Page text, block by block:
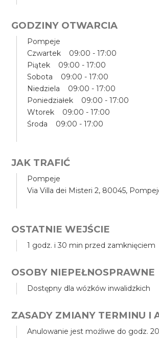
GODZINY OTWARCIA
Pompeje
Czwartek 09:00 - 17:00
Piątek 09:00 - 17:00
Sobota 09:00 - 17:00
Niedziela 09:00 - 17:00
Poniedziałek 09:00 - 17:00
Wtorek 09:00 - 17:00
Środa 09:00 - 17:00
JAK TRAFIĆ
Pompeje
Via Villa dei Misteri 2, 80045,
OSTATNIE WEJŚCIE
1 godz. i 30 min przed zamknięciem
OSOBY NIEPEŁNOSPRAWNE
Dostępny dla wózków inwalidzkich
ZASADY ZMIANY TERMINU I
Anulowanie jest możliwe do godz.